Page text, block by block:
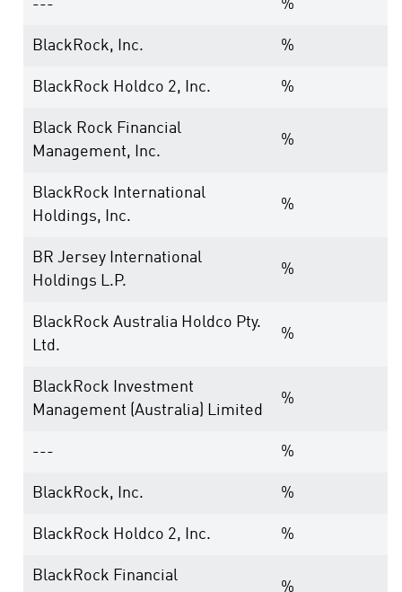
--- %
BlackRock, Inc. %
BlackRock Holdco 2, Inc. %
Black Rock Financial
Management, Inc.
%
BlackRock International
Holdings, Inc.
%
BR Jersey International
Holdings L.P.
%
BlackRock Australia Holdco Pty.
Ltd.
%
BlackRock Investment
Management (Australia) Limited
%
--- %
BlackRock, Inc. %
BlackRock Holdco 2, Inc. %
BlackRock Financial
%